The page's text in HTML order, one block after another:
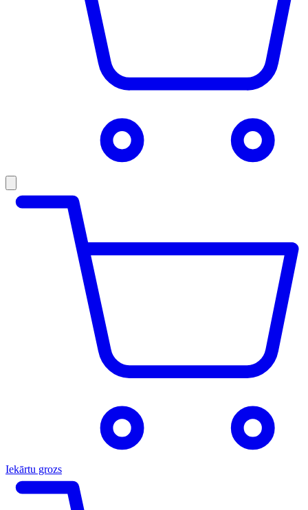
Iekārtu grozs